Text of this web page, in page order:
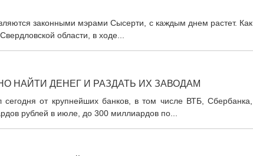
законными мэрами Сысерти, с каждым днем растет. Как
области, в ходе...
НАЙТИ ДЕНЕГ И РАЗДАТЬ ИХ ЗАВОДАМ
от крупнейших банков, в том числе ВТБ, Сбербанка,
рублей в июле, до 300 миллиардов по...